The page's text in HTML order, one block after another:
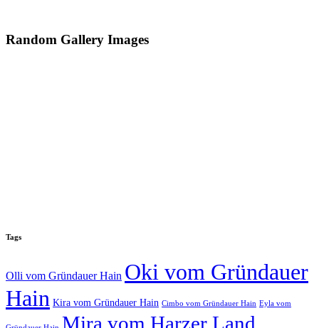
Random Gallery Images
Tags
Olli vom Gründauer Hain Oki vom Gründauer
Hain Kira vom Gründauer Hain Cimbo vom Gründauer Hain Eyla vom
Mira vom Harzer Land